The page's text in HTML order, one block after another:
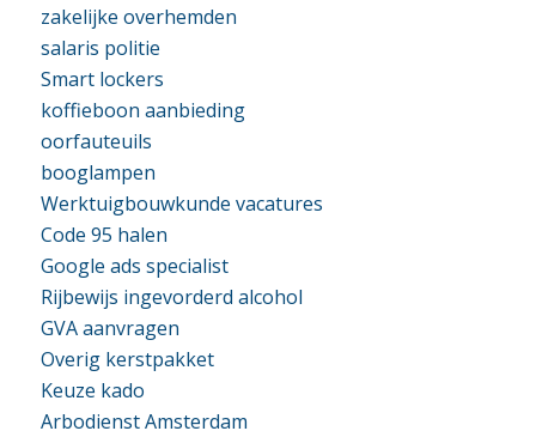
zakelijke overhemden
salaris politie
Smart lockers
koffieboon aanbieding
oorfauteuils
booglampen
Werktuigbouwkunde vacatures
Code 95 halen
Google ads specialist
Rijbewijs ingevorderd alcohol
GVA aanvragen
Overig kerstpakket
Keuze kado
Arbodienst Amsterdam